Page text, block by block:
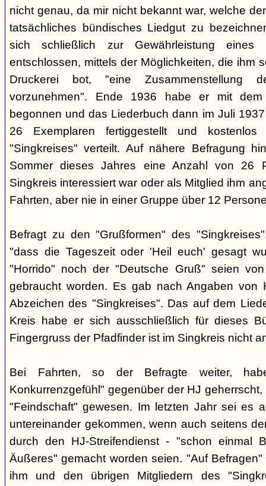
nicht genau, da mir nicht bekannt war, welche
tatsächliches bündisches Liedgut zu
sich schließlich zur Gewährleistung eines
entschlossen, mittels der Möglichkeiten, die ihm
Druckerei bot, "eine Zusammenstellung
vorzunehmen". Ende 1936 habe er mit
begonnen und das Liederbuch dann im Juli
26 Exemplaren fertiggestellt und
"Singkreises" verteilt. Auf nähere Befragung
Sommer dieses Jahres eine Anzahl von 26
Singkreis interessiert war oder als Mitglied ihm
Fahrten, aber nie in einer Gruppe über 12
Befragt zu den "Grußformen" des
"dass die Tageszeit oder 'Heil euch' gesagt
"Horrido" noch der "Deutsche Gruß" seien
gebraucht worden. Es gab nach Angaben von
Abzeichen des "Singkreises". Das auf dem
Kreis habe er sich ausschließlich für dieses
Fingergruss der Pfadfinder ist im Singkreis nicht
Bei Fahrten, so der Befragte weiter,
Konkurrenzgefühl" gegenüber der HJ
"Feindschaft" gewesen. Im letzten Jahr sei es
untereinander gekommen, wenn auch seitens
durch den HJ-Streifendienst - "schon einmal
Äußeres" gemacht worden seien. "Auf
ihm und den übrigen Mitgliedern des